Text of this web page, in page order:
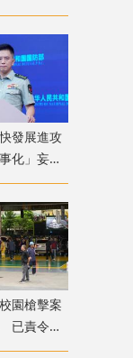
呼吸
發展進攻
化」妄動
正威脅
園槍擊案
已責令展